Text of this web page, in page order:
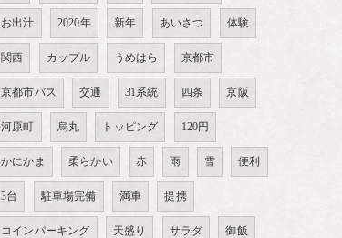
お出汁 2020年 新年 あいさつ 体験
関西 カップル うめはら 京都市
京都市バス 交通 31系統 四条 京阪
河原町 烏丸 トッピング 120円
かにかま 柔らかい 赤 雨 雪 便利
3台 駐車場完備 満車 提携
コインパーキング 天盛り サラダ 御飯